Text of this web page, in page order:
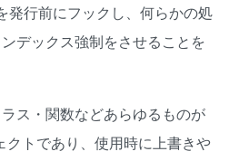
発行前にフックし、何らかの処
デックス強制をさせることを
ス・関数などあらゆるものが
クトであり、使用時に上書きや